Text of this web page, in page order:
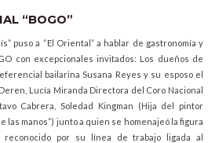
“BOGO”
puso a “El Oriental” a hablar de gastronomía y
con excepcionales invitados: Los dueños de
bailarina Susana Reyes y su esposo el
Lucía Miranda Directora del Coro Nacional
Cabrera, Soledad Kingman (Hija del pintor
las manos”) junto a quien se homenajeó la figura
reconocido por su línea de trabajo ligada al